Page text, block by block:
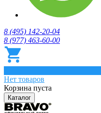
8 (495) 142-20-04
8 (977) 463-60-00
Нет товаров
Корзина пуста
Каталог